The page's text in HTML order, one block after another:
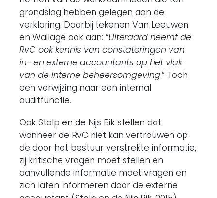
grondslag hebben gelegen aan de
verklaring. Daarbij tekenen Van Leeuwen
en Wallage ook aan: “Uiteraard neemt de
RvC ook kennis van constateringen van
in- en externe accountants op het vlak
van de interne beheersomgeving.” Toch
een verwijzing naar een internal
auditfunctie.
Ook Stolp en de Nijs Bik stellen dat
wanneer de RvC niet kan vertrouwen op
de door het bestuur verstrekte informatie,
zij kritische vragen moet stellen en
aanvullende informatie moet vragen en
zich laten informeren door de externe